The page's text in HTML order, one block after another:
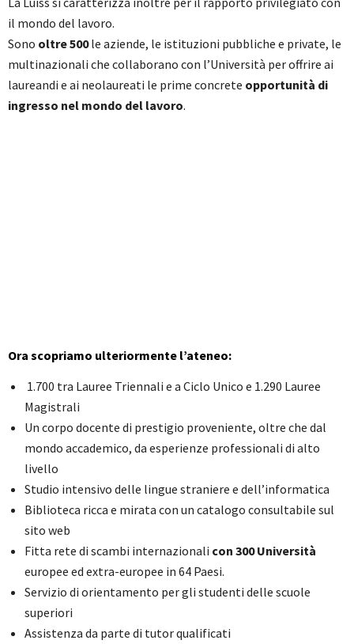
il mondo del lavoro.
Sono oltre 500le aziende, le istituzioni pubbliche e private, le
multinazionali che collaborano con l’Università per offrire ai
laureandi e ai neolaureati le prime concrete opportunità di
ingresso nel mondo del lavoro.
Ora scopriamo ulteriormente l’ateneo:
1.700 tra Lauree Triennali e a Ciclo Unico e 1.290 Lauree
Magistrali
Un corpo docente di prestigio proveniente, oltre che dal
mondo accademico, da esperienze professionali di alto
livello
Studio intensivo delle lingue straniere e dell’informatica
Biblioteca ricca e mirata con un catalogo consultabile sul
sito web
Fitta rete di scambi internazionali con 300 Università
europee ed extra-europee in 64 Paesi.
Servizio di orientamento per gli studenti delle scuole
superiori
Assistenza da parte di tutor qualificati